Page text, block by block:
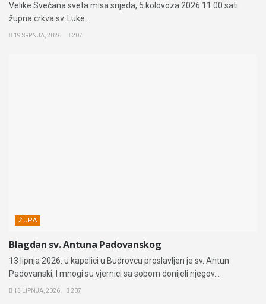
Velike.Svečana sveta misa srijeda, 5.kolovoza 2026 11.00 sati
župna crkva sv. Luke...
19 SRPNJA, 2026 207
ŽUPA
Blagdan sv. Antuna Padovanskog
13 lipnja 2026. u kapelici u Budrovcu proslavljen je sv. Antun
Padovanski, I mnogi su vjernici sa sobom donijeli njegov...
13 LIPNJA, 2026 207